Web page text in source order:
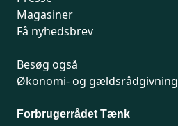
Magasiner
Få nyhedsbrev
Besøg også
Økonomi- og gældsrådgivning
Forbrugerrådet Tænk